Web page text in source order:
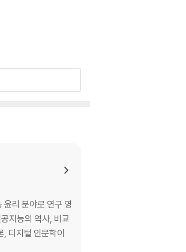
리 분야로 연구 영
지능의 역사, 비교
, 디지털 인문학이